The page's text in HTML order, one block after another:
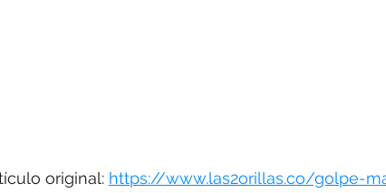
original: https://www.las2orillas.co/golpe-